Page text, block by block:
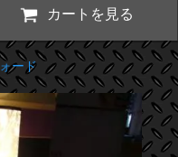
カートを見る
ード